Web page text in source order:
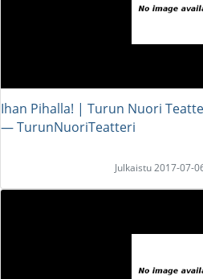
Ihan Pihalla! | Turun Nuori
― TurunNuoriTeatteri
Julkaistu 2017-07-